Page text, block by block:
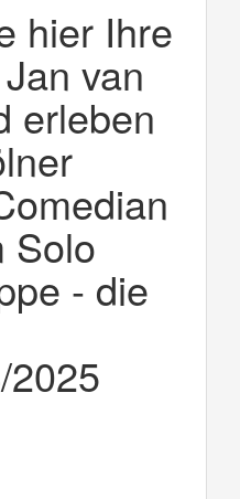
hier Ihre
van
erleben
Solo
- die